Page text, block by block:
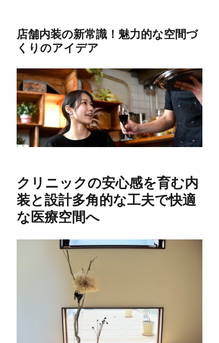
店舗内装の新常識！魅力的な空間づ
くりのアイデア
クリニックの安心感を育む内
装と設計多角的な工夫で快適
な医療空間へ